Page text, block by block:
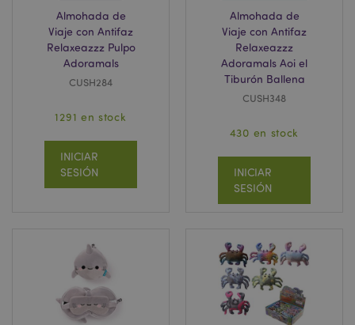
Almohada de
Viaje con Antifaz
Relaxeazzz Pulpo
Adoramals
CUSH284
1291 en stock
INICIAR
SESIÓN
Almohada de
Viaje con Antifaz
Relaxeazzz
Adoramals Aoi el
Tiburón Ballena
CUSH348
430 en stock
INICIAR
SESIÓN